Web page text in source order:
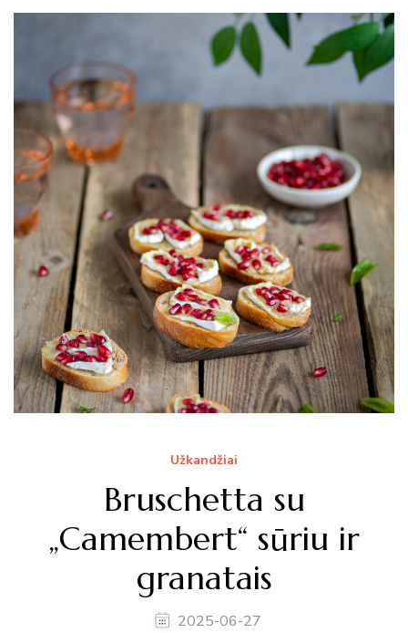
Užkandžiai
Bruschetta su
„Camembert“ sūriu ir
granatais
2025-06-27